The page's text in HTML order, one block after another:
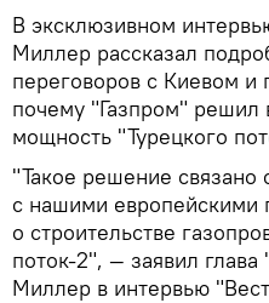
В эксклюзивном
Миллер рассказал
переговоров с Киевом и
почему "Газпром" решил
мощность "Турецкого
"Такое решение связано
с нашими европейскими
о строительстве
поток-2", — заявил
Миллер в интервью